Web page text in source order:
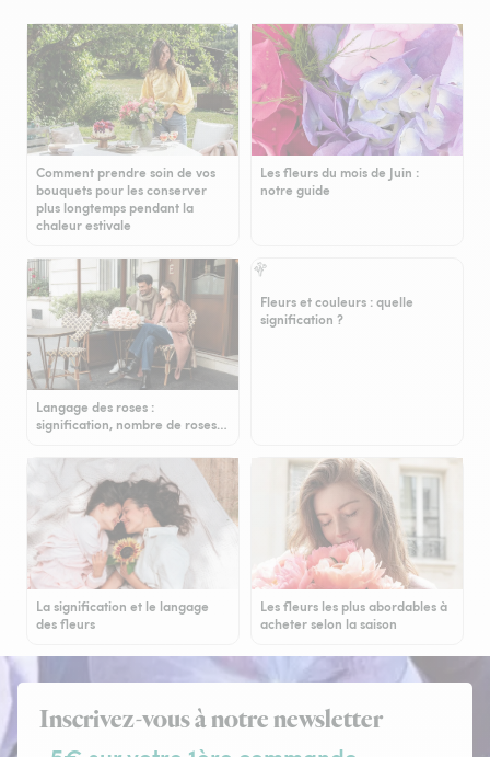
Comment prendre soin de vos
bouquets pour les conserver
plus longtemps pendant la
chaleur estivale
Les fleurs du mois de Juin :
notre guide
Langage des roses :
signification, nombre de roses…
Fleurs et couleurs : quelle
signification ?
La signification et le langage
des fleurs
Les fleurs les plus abordables à
acheter selon la saison
Inscrivez-vous à notre newsletter